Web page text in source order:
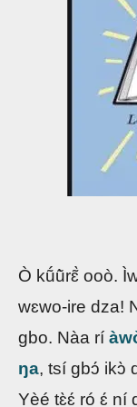
Ò kṹũ̀rɛ̃̀ ooò.
wɛwo-ire dza!
gbo. Nàa rí
ŋa, tsí gbɔ́ ikɔ̀
Yèé tɛ̀ɛ́ ró ɛ́ ní